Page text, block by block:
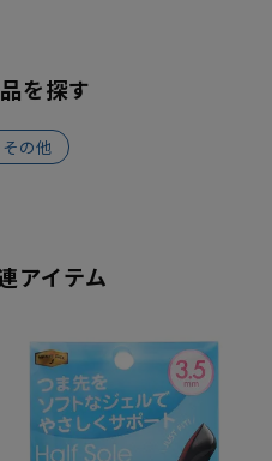
を探す
その他
アイテム